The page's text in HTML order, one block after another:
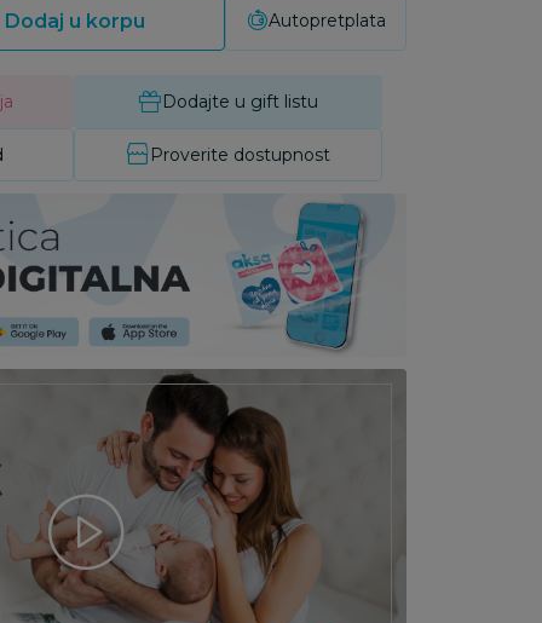
Dodaj u korpu Autopretplata
Dodajte u gift listu
Proverite dostupnost